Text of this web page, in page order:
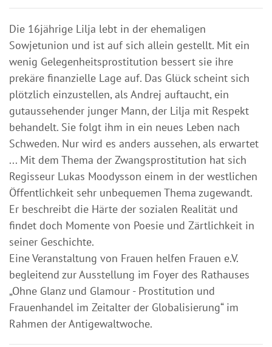
Die 16jährige Lilja lebt in der ehemaligen
Sowjetunion und ist auf sich allein gestellt. Mit ein
wenig Gelegenheitsprostitution bessert sie ihre
prekäre finanzielle Lage auf. Das Glück scheint sich
plötzlich einzustellen, als Andrej auftaucht, ein
gutaussehender junger Mann, der Lilja mit Respekt
behandelt. Sie folgt ihm in ein neues Leben nach
Schweden. Nur wird es anders aussehen, als erwartet
... Mit dem Thema der Zwangsprostitution hat sich
Regisseur Lukas Moodysson einem in der westlichen
Öffentlichkeit sehr unbequemen Thema zugewandt.
Er beschreibt die Härte der sozialen Realität und
findet doch Momente von Poesie und Zärtlichkeit in
seiner Geschichte.
Eine Veranstaltung von Frauen helfen Frauen e.V.
begleitend zur Ausstellung im Foyer des Rathauses
„Ohne Glanz und Glamour - Prostitution und
Frauenhandel im Zeitalter der Globalisierung“ im
Rahmen der Antigewaltwoche.